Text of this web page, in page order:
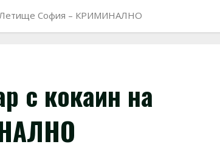
Летище София – КРИМИНАЛНО
с кокаин на